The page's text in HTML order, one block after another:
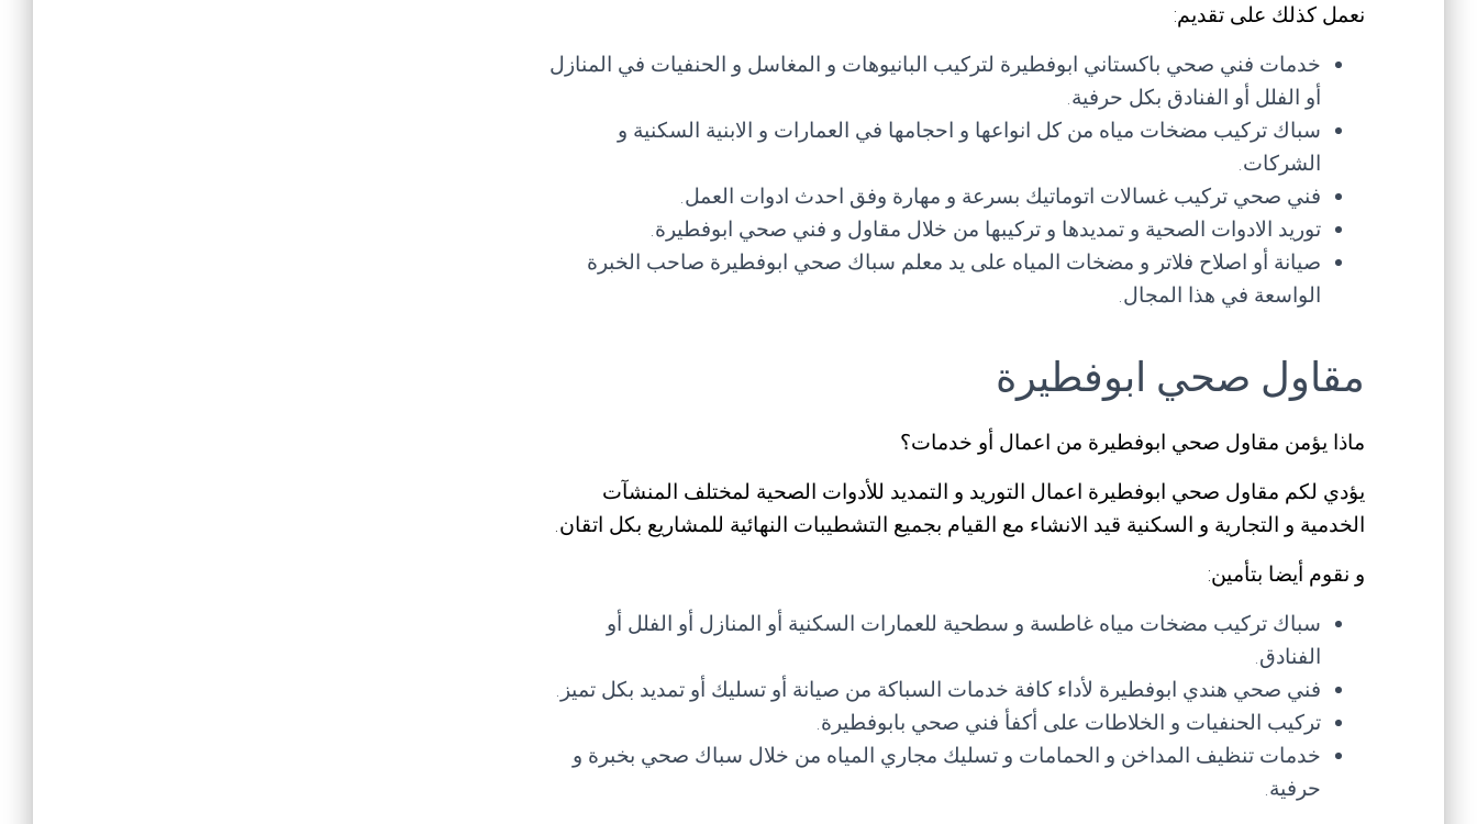
نعمل كذلك على تقديم:
خدمات فني صحي باكستاني ابوفطيرة لتركيب البانيوهات و المغاسل و الحنفيات في المنازل
أو الفلل أو الفنادق بكل حرفية.
سباك تركيب مضخات مياه من كل انواعها و احجامها في العمارات و الابنية السكنية و
الشركات.
فني صحي تركيب غسالات اتوماتيك بسرعة و مهارة وفق احدث ادوات العمل.
توريد الادوات الصحية و تمديدها و تركيبها من خلال مقاول و فني صحي ابوفطيرة.
صيانة أو اصلاح فلاتر و مضخات المياه على يد معلم سباك صحي ابوفطيرة صاحب الخبرة
الواسعة في هذا المجال.
مقاول صحي ابوفطيرة
ماذا يؤمن مقاول صحي ابوفطيرة من اعمال أو خدمات؟
يؤدي لكم مقاول صحي ابوفطيرة اعمال التوريد و التمديد للأدوات الصحية لمختلف المنشآت
الخدمية و التجارية و السكنية قيد الانشاء مع القيام بجميع التشطيبات النهائية للمشاريع بكل اتقان.
و نقوم أيضا بتأمين:
سباك تركيب مضخات مياه غاطسة و سطحية للعمارات السكنية أو المنازل أو الفلل أو
الفنادق.
فني صحي هندي ابوفطيرة لأداء كافة خدمات السباكة من صيانة أو تسليك أو تمديد بكل تميز.
تركيب الحنفيات و الخلاطات على أكفأ فني صحي بابوفطيرة.
خدمات تنظيف المداخن و الحمامات و تسليك مجاري المياه من خلال سباك صحي بخبرة و
حرفية.